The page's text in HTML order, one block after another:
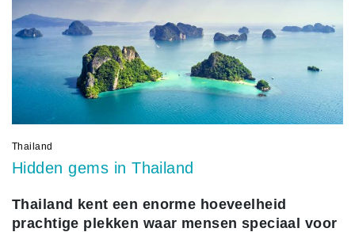
Thailand
Hidden gems in Thailand
Thailand kent een enorme hoeveelheid
prachtige plekken waar mensen speciaal voor